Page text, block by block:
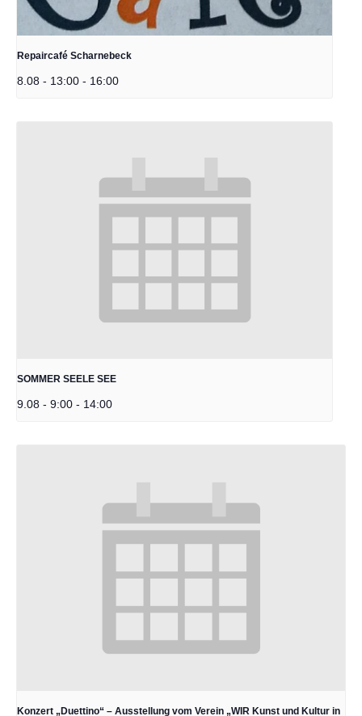
Repaircafé Scharnebeck
8.08 - 13:00 - 16:00
SOMMER SEELE SEE
9.08 - 9:00 - 14:00
Konzert „Duettino“ – Ausstellung vom Verein „WIR Kunst und Kultur in